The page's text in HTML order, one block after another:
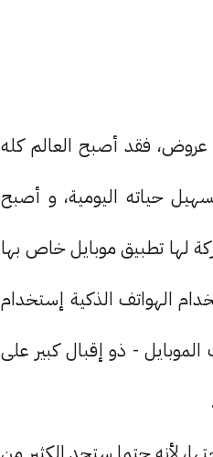
عروض، فقد أصبح العالم كله
حياته اليومية، و أصبح
لها تطبيق موبايل خاص بها
الهواتف الذكية إستخدام
- ذو إقبال كبير على